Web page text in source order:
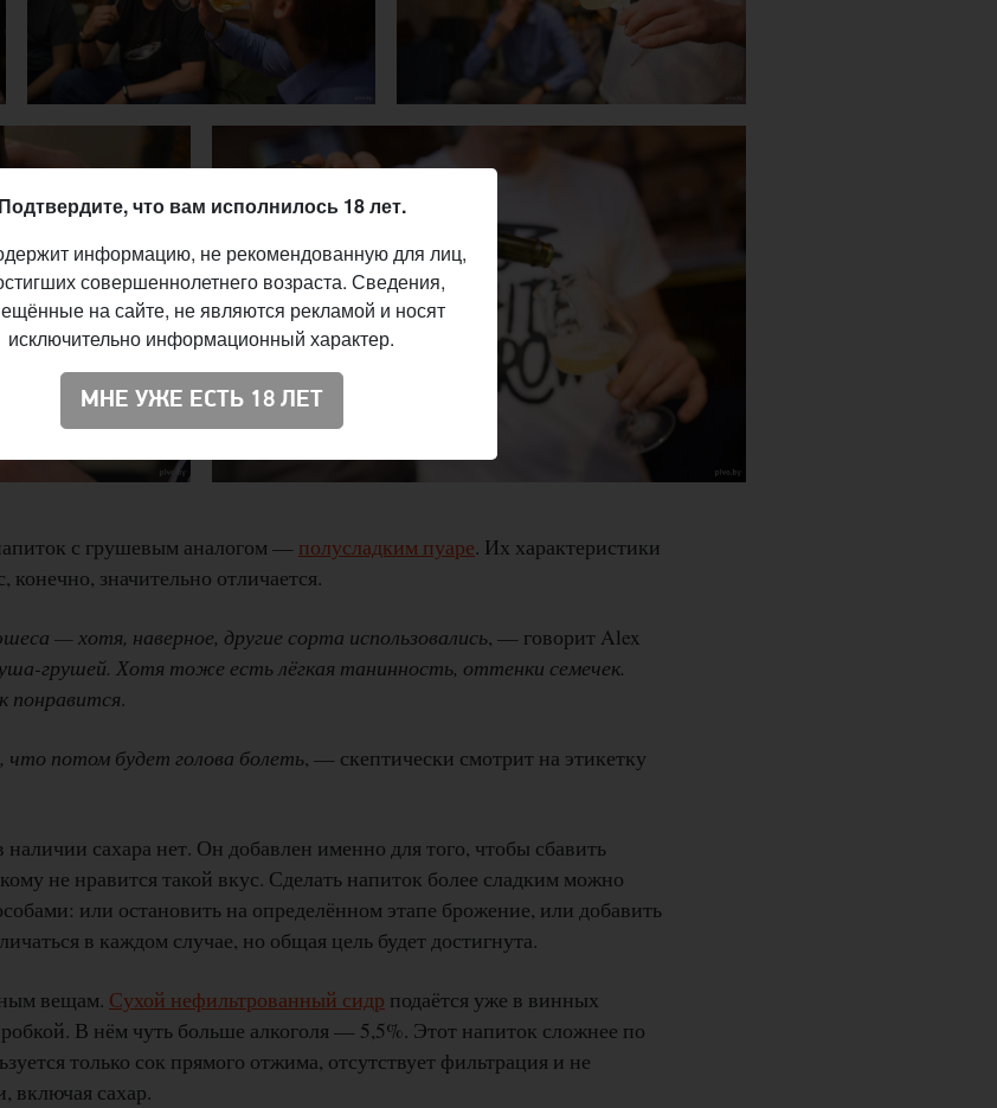
с грушевым аналогом — полусладким пуаре. Их характеристики
конечно, значительно отличается.
— хотя, наверное, другие сорта использовались, — говорит Alex
грушей. Хотя тоже есть лёгкая танинность, оттенки семечек.
понравится.
потом будет голова болеть, — скептически смотрит на этикетку
сахара нет. Он добавлен именно для того, чтобы сбавить
не нравится такой вкус. Сделать напиток более сладким можно
или остановить на определённом этапе брожение, или добавить
в каждом случае, но общая цель будет достигнута.
вещам. Сухой нефильтрованный сидр подаётся уже в винных
В нём чуть больше алкоголя — 5,5%. Этот напиток сложнее по
только сок прямого отжима, отсутствует фильтрация и не
включая сахар.
Подтвердите, что вам исполнилось 18 лет.
информацию, не рекомендованную для лиц,
совершеннолетнего возраста. Сведения,
на сайте, не являются рекламой и носят
исключительно информационный характер.
МНЕ УЖЕ ЕСТЬ 18 ЛЕТ